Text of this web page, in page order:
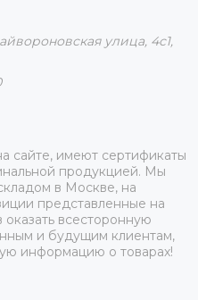
улица, 4с1,
сайте, имеют сертификаты
продукцией. Мы
в Москве, на
представленные на
оказать всесторонную
и будущим клиентам,
информацию о товарах!